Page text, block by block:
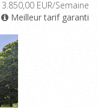
3.850,00 EUR/Semaine
Meilleur tarif garanti